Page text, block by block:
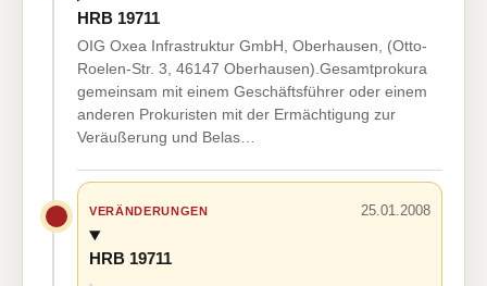
HRB 19711
OIG Oxea Infrastruktur GmbH, Oberhausen, (Otto-
Roelen-Str. 3, 46147 Oberhausen).Gesamtprokura
gemeinsam mit einem Geschäftsführer oder einem
anderen Prokuristen mit der Ermächtigung zur
Veräußerung und Belas…
VERÄNDERUNGEN 25.01.2008
HRB 19711